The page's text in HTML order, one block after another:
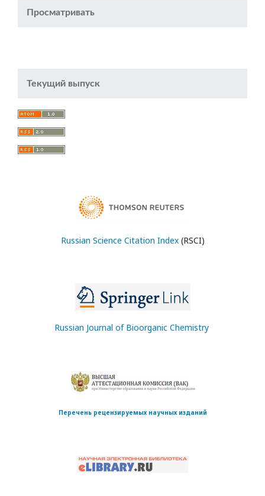
Просматривать
Текущий выпуск
Russian Science Citation Index(RSCI)
Russian Journal of Bioorganic Chemistry
Перечень рецензируемых научных изданий